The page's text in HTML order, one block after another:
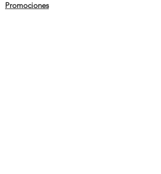
Promociones